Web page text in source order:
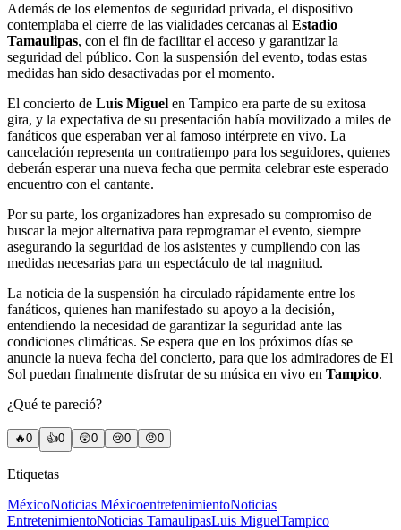
Además de los elementos de seguridad privada, el dispositivo
contemplaba el cierre de las vialidades cercanas al Estadio
Tamaulipas, con el fin de facilitar el acceso y garantizar la
seguridad del público. Con la suspensión del evento, todas estas
medidas han sido desactivadas por el momento.
El concierto de Luis Miguel en Tampico era parte de su exitosa
gira, y la expectativa de su presentación había movilizado a miles de
fanáticos que esperaban ver al famoso intérprete en vivo. La
cancelación representa un contratiempo para los seguidores, quienes
deberán esperar una nueva fecha que permita celebrar este esperado
encuentro con el cantante.
Por su parte, los organizadores han expresado su compromiso de
buscar la mejor alternativa para reprogramar el evento, siempre
asegurando la seguridad de los asistentes y cumpliendo con las
medidas necesarias para un espectáculo de tal magnitud.
La noticia de la suspensión ha circulado rápidamente entre los
fanáticos, quienes han manifestado su apoyo a la decisión,
entendiendo la necesidad de garantizar la seguridad ante las
condiciones climáticas. Se espera que en los próximos días se
anuncie la nueva fecha del concierto, para que los admiradores de El
Sol puedan finalmente disfrutar de su música en vivo en Tampico.
¿Qué te pareció?
🔥0 👍0 😲0 😢0 😠0
Etiquetas
MéxicoNoticias MéxicoentretenimientoNoticias
EntretenimientoNoticias TamaulipasLuis MiguelTampico